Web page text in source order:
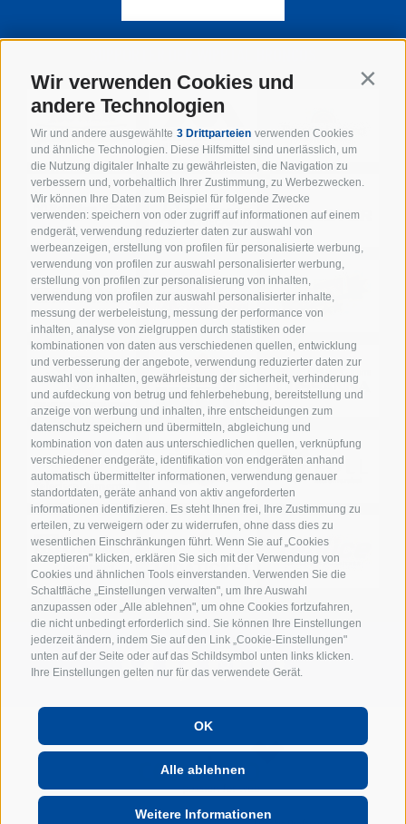
Wir verwenden Cookies und
andere Technologien
Wir und andere ausgewählte 3 Drittparteien verwenden Cookies
und ähnliche Technologien. Diese Hilfsmittel sind unerlässlich, um
die Nutzung digitaler Inhalte zu gewährleisten, die Navigation zu
verbessern und, vorbehaltlich Ihrer Zustimmung, zu Werbezwecken.
Wir können Ihre Daten zum Beispiel für folgende Zwecke
verwenden: speichern von oder zugriff auf informationen auf einem
endgerät, verwendung reduzierter daten zur auswahl von
werbeanzeigen, erstellung von profilen für personalisierte werbung,
verwendung von profilen zur auswahl personalisierter werbung,
erstellung von profilen zur personalisierung von inhalten,
verwendung von profilen zur auswahl personalisierter inhalte,
messung der werbeleistung, messung der performance von
inhalten, analyse von zielgruppen durch statistiken oder
kombinationen von daten aus verschiedenen quellen, entwicklung
und verbesserung der angebote, verwendung reduzierter daten zur
auswahl von inhalten, gewährleistung der sicherheit, verhinderung
und aufdeckung von betrug und fehlerbehebung, bereitstellung und
anzeige von werbung und inhalten, ihre entscheidungen zum
datenschutz speichern und übermitteln, abgleichung und
kombination von daten aus unterschiedlichen quellen, verknüpfung
verschiedener endgeräte, identifikation von endgeräten anhand
automatisch übermittelter informationen, verwendung genauer
standortdaten, geräte anhand von aktiv angeforderten
informationen identifizieren. Es steht Ihnen frei, Ihre Zustimmung zu
erteilen, zu verweigern oder zu widerrufen, ohne dass dies zu
wesentlichen Einschränkungen führt. Wenn Sie auf „Cookies
akzeptieren" klicken, erklären Sie sich mit der Verwendung von
Cookies und ähnlichen Tools einverstanden. Verwenden Sie die
Schaltfläche „Einstellungen verwalten", um Ihre Auswahl
anzupassen oder „Alle ablehnen", um ohne Cookies fortzufahren,
die nicht unbedingt erforderlich sind. Sie können Ihre Einstellungen
jederzeit ändern, indem Sie auf den Link „Cookie-Einstellungen"
unten auf der Seite oder auf das Schildsymbol unten links klicken.
Ihre Einstellungen gelten nur für das verwendete Gerät.
OK
Alle ablehnen
Weitere Informationen
POWERED BY